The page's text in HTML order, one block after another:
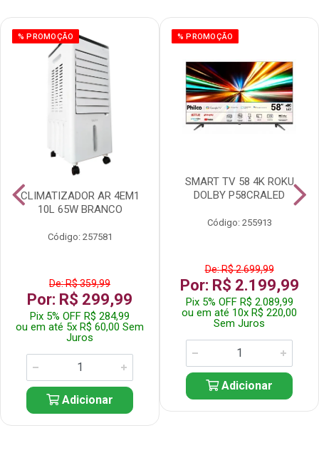
% PROMOÇÃO
CLIMATIZADOR AR 4EM1
10L 65W BRANCO
Código: 257581
De: R$ 359,99
Por: R$ 299,99
Pix 5% OFF R$ 284,99
ou em até 5x R$ 60,00 Sem
Juros
Adicionar
% PROMOÇÃO
SMART TV 58 4K ROKU
DOLBY P58CRALED
Código: 255913
De: R$ 2.699,99
Por: R$ 2.199,99
Pix 5% OFF R$ 2.089,99
ou em até 10x R$ 220,00
Sem Juros
Adicionar